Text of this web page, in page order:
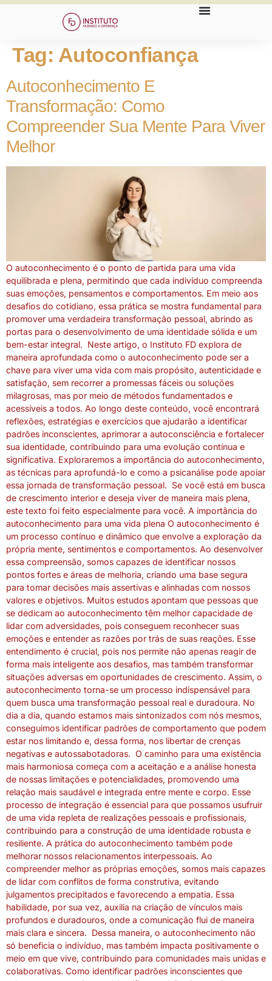
Tag: Autoconfiança
Autoconhecimento E
Transformação: Como
Compreender Sua Mente Para Viver
Melhor
O autoconhecimento é o ponto de partida para uma vida
equilibrada e plena, permitindo que cada indivíduo compreenda
suas emoções, pensamentos e comportamentos. Em meio aos
desafios do cotidiano, essa prática se mostra fundamental para
promover uma verdadeira transformação pessoal, abrindo as
portas para o desenvolvimento de uma identidade sólida e um
bem-estar integral. Neste artigo, o Instituto FD explora de
maneira aprofundada como o autoconhecimento pode ser a
chave para viver uma vida com mais propósito, autenticidade e
satisfação, sem recorrer a promessas fáceis ou soluções
milagrosas, mas por meio de métodos fundamentados e
acessíveis a todos. Ao longo deste conteúdo, você encontrará
reflexões, estratégias e exercícios que ajudarão a identificar
padrões inconscientes, aprimorar a autoconsciência e fortalecer
sua identidade, contribuindo para uma evolução contínua e
significativa. Exploraremos a importância do autoconhecimento,
as técnicas para aprofundá-lo e como a psicanálise pode apoiar
essa jornada de transformação pessoal. Se você está em busca
de crescimento interior e deseja viver de maneira mais plena,
este texto foi feito especialmente para você. A importância do
autoconhecimento para uma vida plena O autoconhecimento é
um processo contínuo e dinâmico que envolve a exploração da
própria mente, sentimentos e comportamentos. Ao desenvolver
essa compreensão, somos capazes de identificar nossos
pontos fortes e áreas de melhoria, criando uma base segura
para tomar decisões mais assertivas e alinhadas com nossos
valores e objetivos. Muitos estudos apontam que pessoas que
se dedicam ao autoconhecimento têm melhor capacidade de
lidar com adversidades, pois conseguem reconhecer suas
emoções e entender as razões por trás de suas reações. Esse
entendimento é crucial, pois nos permite não apenas reagir de
forma mais inteligente aos desafios, mas também transformar
situações adversas em oportunidades de crescimento. Assim, o
autoconhecimento torna-se um processo indispensável para
quem busca uma transformação pessoal real e duradoura. No
dia a dia, quando estamos mais sintonizados com nós mesmos,
conseguimos identificar padrões de comportamento que podem
estar nos limitando e, dessa forma, nos libertar de crenças
negativas e autossabotadoras. O caminho para uma existência
mais harmoniosa começa com a aceitação e a análise honesta
de nossas limitações e potencialidades, promovendo uma
relação mais saudável e integrada entre mente e corpo. Esse
processo de integração é essencial para que possamos usufruir
de uma vida repleta de realizações pessoais e profissionais,
contribuindo para a construção de uma identidade robusta e
resiliente. A prática do autoconhecimento também pode
melhorar nossos relacionamentos interpessoais. Ao
compreender melhor as próprias emoções, somos mais capazes
de lidar com conflitos de forma construtiva, evitando
julgamentos precipitados e favorecendo a empatia. Essa
habilidade, por sua vez, auxilia na criação de vínculos mais
profundos e duradouros, onde a comunicação flui de maneira
mais clara e sincera. Dessa maneira, o autoconhecimento não
só beneficia o indivíduo, mas também impacta positivamente o
meio em que vive, contribuindo para comunidades mais unidas e
colaborativas. Como identificar padrões inconscientes que